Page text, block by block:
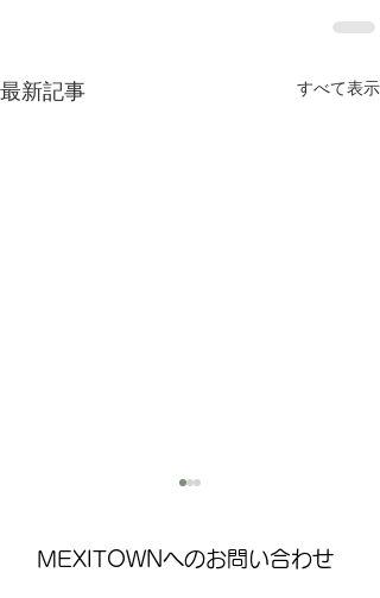
最新記事 すべて表示
MEXITOWNへのお問い合わせ